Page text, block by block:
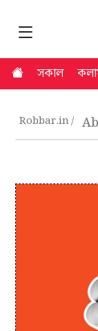
সকাল
Robbar.in